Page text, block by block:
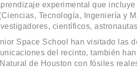
experimental que
Tecnología, Ingeniería y
científicos,
Space School han visitado las
del recinto, también
de Houston con fósiles